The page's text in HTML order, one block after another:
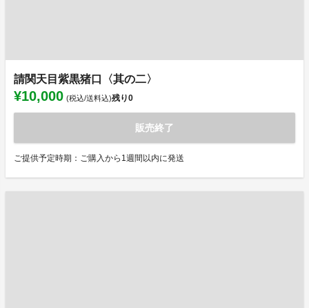
請関天目紫黒猪口〈其の二〉
¥10,000 (税込/送料込)残り0
販売終了
ご提供予定時期：ご購入から1週間以内に発送